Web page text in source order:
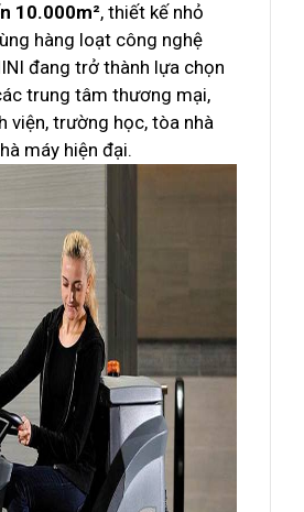
10.000m², thiết kế nhỏ
hàng loạt công nghệ
đang trở thành lựa chọn
trung tâm thương mại,
viện, trường học, tòa nhà
máy hiện đại.